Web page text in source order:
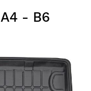
- B6